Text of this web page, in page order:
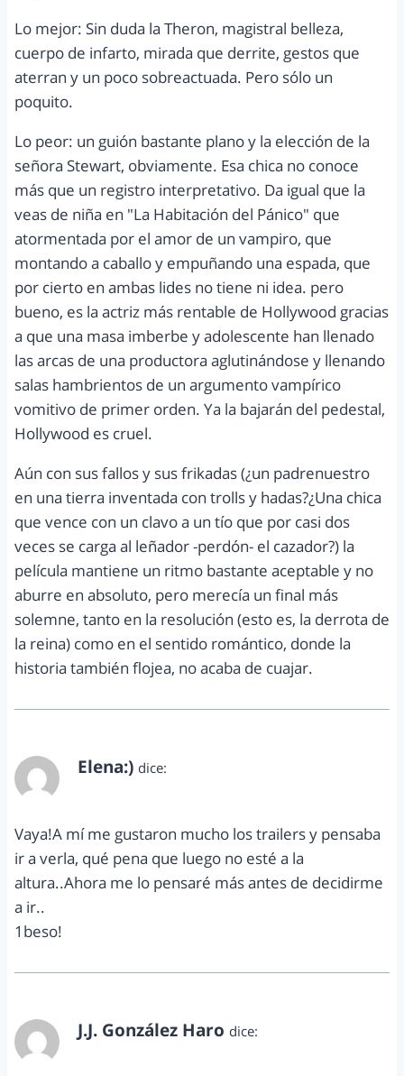
Lo mejor: Sin duda la Theron, magistral belleza,
cuerpo de infarto, mirada que derrite, gestos que
aterran y un poco sobreactuada. Pero sólo un
poquito.
Lo peor: un guión bastante plano y la elección de la
señora Stewart, obviamente. Esa chica no conoce
más que un registro interpretativo. Da igual que la
veas de niña en "La Habitación del Pánico" que
atormentada por el amor de un vampiro, que
montando a caballo y empuñando una espada, que
por cierto en ambas lides no tiene ni idea. pero
bueno, es la actriz más rentable de Hollywood gracias
a que una masa imberbe y adolescente han llenado
las arcas de una productora aglutinándose y llenando
salas hambrientos de un argumento vampírico
vomitivo de primer orden. Ya la bajarán del pedestal,
Hollywood es cruel.
Aún con sus fallos y sus frikadas (¿un padrenuestro
en una tierra inventada con trolls y hadas?¿Una chica
que vence con un clavo a un tío que por casi dos
veces se carga al leñador -perdón- el cazador?) la
película mantiene un ritmo bastante aceptable y no
aburre en absoluto, pero merecía un final más
solemne, tanto en la resolución (esto es, la derrota de
la reina) como en el sentido romántico, donde la
historia también flojea, no acaba de cuajar.
Elena:) dice:
Vaya!A mí me gustaron mucho los trailers y pensaba
ir a verla, qué pena que luego no esté a la
altura..Ahora me lo pensaré más antes de decidirme
a ir..
1beso!
J.J. González Haro dice: